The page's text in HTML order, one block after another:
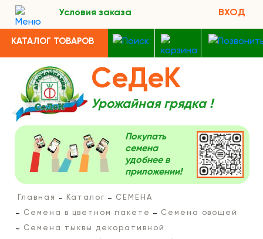
Условия заказа ВХОД
КАТАЛОГ ТОВАРОВ
СеДеК
Урожайная грядка !
Покупать
семена
удобнее в
приложении!
Главная Каталог
СЕМЕНА
Семена в цветном пакете
Семена овощей
Семена тыквы декоративной